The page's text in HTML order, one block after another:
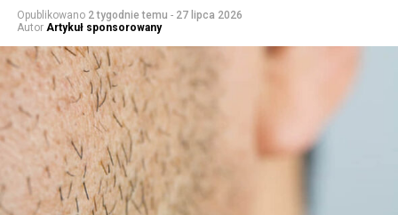
Opublikowano 2 tygodnie temu - 27 lipca 2026
Autor Artykuł sponsorowany